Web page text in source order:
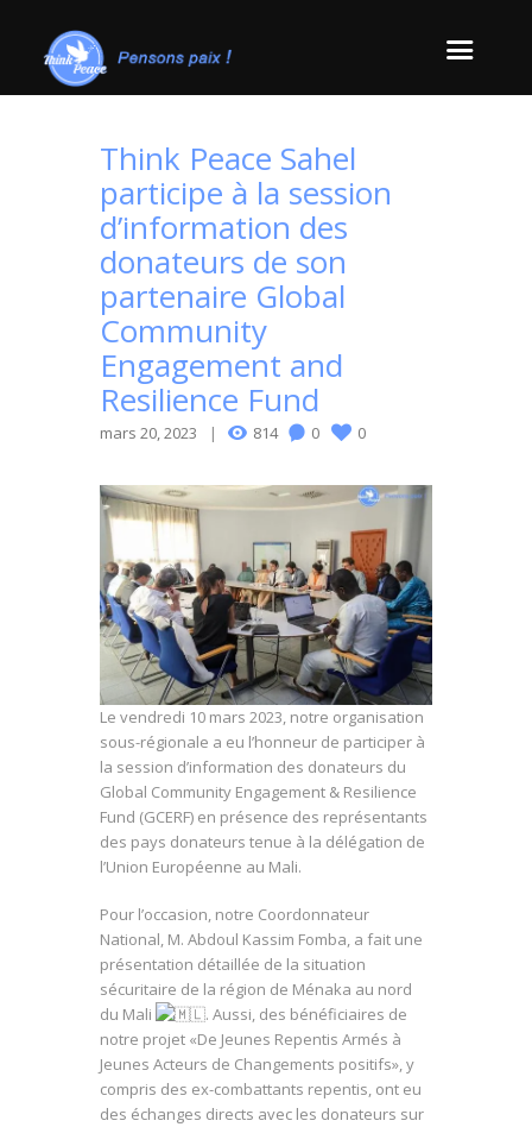
Think Peace Sahel
participe à la session
d’information des
donateurs de son
partenaire Global
Community
Engagement and
Resilience Fund
mars 20, 2023 814 0 0
Le vendredi 10 mars 2023, notre organisation
sous-régionale a eu l’honneur de participer à
la session d’information des donateurs du
Global Community Engagement & Resilience
Fund (GCERF) en présence des représentants
des pays donateurs tenue à la délégation de
l’Union Européenne au Mali.
Pour l’occasion, notre Coordonnateur
National, M. Abdoul Kassim Fomba, a fait une
présentation détaillée de la situation
sécuritaire de la région de Ménaka au nord
du Mali
. Aussi, des bénéficiaires de
notre projet «De Jeunes Repentis Armés à
Jeunes Acteurs de Changements positifs», y
compris des ex-combattants repentis, ont eu
des échanges directs avec les donateurs sur